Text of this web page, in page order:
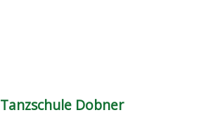
Tanzschule Dobner